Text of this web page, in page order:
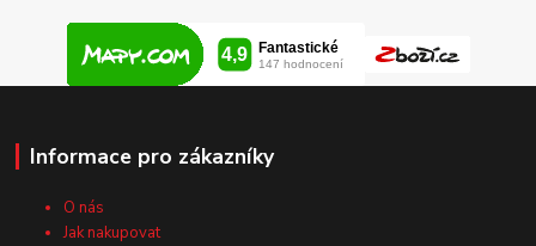
Informace pro zákazníky
O nás
Jak nakupovat